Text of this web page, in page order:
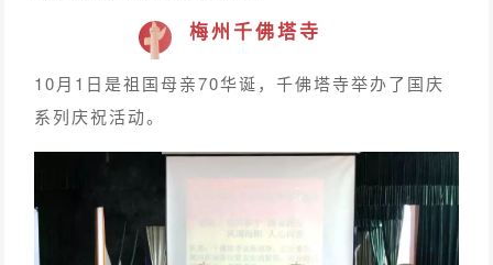
梅州千佛塔寺
10月1日是祖国母亲70华诞，千佛塔寺举办了国庆
系列庆祝活动。